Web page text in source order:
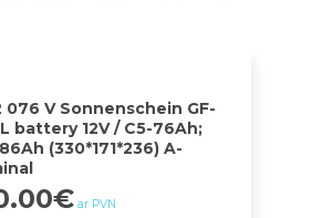
076 V Sonnenschein GF-
battery 12V / C5-76Ah;
(330*171*236) A-
€ ar PVN